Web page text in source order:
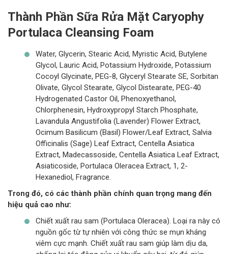
Thành Phần Sữa Rửa Mặt Caryophy
Portulaca Cleansing Foam
Water, Glycerin, Stearic Acid, Myristic Acid, Butylene
Glycol, Lauric Acid, Potassium Hydroxide, Potassium
Cocoyl Glycinate, PEG-8, Glyceryl Stearate SE, Sorbitan
Olivate, Glycol Stearate, Glycol Distearate, PEG-40
Hydrogenated Castor Oil, Phenoxyethanol,
Chlorphenesin, Hydroxypropyl Starch Phosphate,
Lavandula Angustifolia (Lavender) Flower Extract,
Ocimum Basilicum (Basil) Flower/Leaf Extract, Salvia
Officinalis (Sage) Leaf Extract, Centella Asiatica
Extract, Madecassoside, Centella Asiatica Leaf Extract,
Asiaticoside, Portulaca Oleracea Extract, 1, 2-
Hexanediol, Fragrance.
Trong đó, có các thành phần chính quan trọng mang đến
hiệu quả cao như:
Chiết xuất rau sam (Portulaca Oleracea). Loại ra này có
nguồn gốc từ tự nhiên với công thức se mụn kháng
viêm cực mạnh. Chiết xuất rau sam giúp làm dịu da,